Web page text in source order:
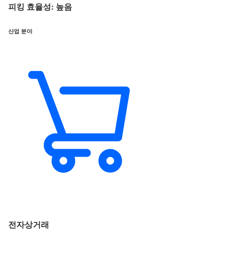
피킹 효율성: 높음
산업 분야
전자상거래